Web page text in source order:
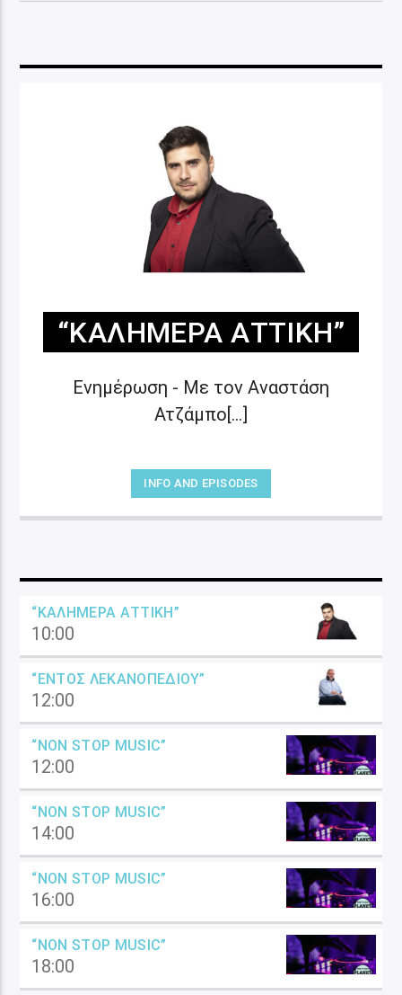
“ΚΑΛΗΜΈΡΑ ΑΤΤΙΚΉ”
Ενημέρωση - Με τον Αναστάση
Ατζάμπο[...]
INFO AND EPISODES
“ΚΑΛΗΜΈΡΑ ΑΤΤΙΚΉ”
10:00
“ΕΝΤΌΣ ΛΕΚΑΝΟΠΕΔΊΟΥ”
12:00
“NON STOP MUSIC”
12:00
“NON STOP MUSIC”
14:00
“NON STOP MUSIC”
16:00
“NON STOP MUSIC”
18:00